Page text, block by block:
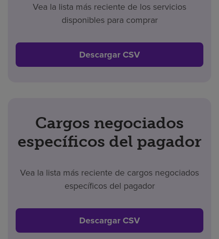
Vea la lista más reciente de los servicios
disponibles para comprar
Descargar CSV
Cargos negociados
específicos del pagador
Vea la lista más reciente de cargos negociados
específicos del pagador
Descargar CSV